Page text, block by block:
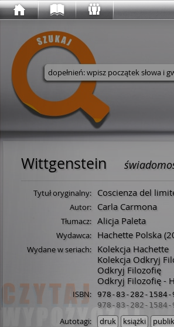
Wyszukaj w serwisie
Wittgenstein
Tytuł oryginalny: Coscienza del
Autor: Carla Carmona
Tłumacz: Alicja Paleta
Wydawca: Hachette Polska
Wydane w seriach:
Kolekcja Hachette
Kolekcja Odkryj
Odkryj Filozofię
Odkryj Filozofię -
ISBN: 978-83-282-1584-
978-83-282-1584-
Autotagi: druk książki